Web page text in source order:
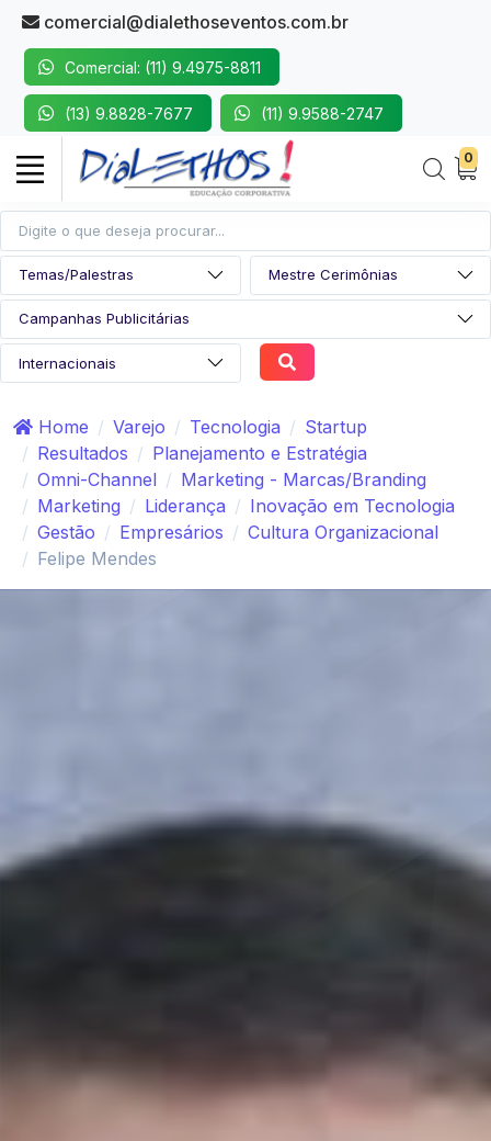
comercial@dialethoseventos.com.br
Comercial: (11) 9.4975-8811
(13) 9.8828-7677 (11) 9.9588-2747
0
Home Varejo Tecnologia
Startup
Resultados
Planejamento e Estratégia
Omni-Channel
Marketing - Marcas/Branding
Marketing
Liderança
Inovação em Tecnologia
Gestão
Empresários
Cultura Organizacional
Felipe Mendes